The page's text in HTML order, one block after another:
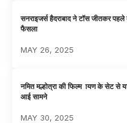
सनराइजर्स हैदराबाद ने टॉस जीतकर पहले
फैसला
MAY 26, 2025
नमित मल्होत्रा की फिल्म ायण के सेट से
आई सामने
MAY 30, 2025